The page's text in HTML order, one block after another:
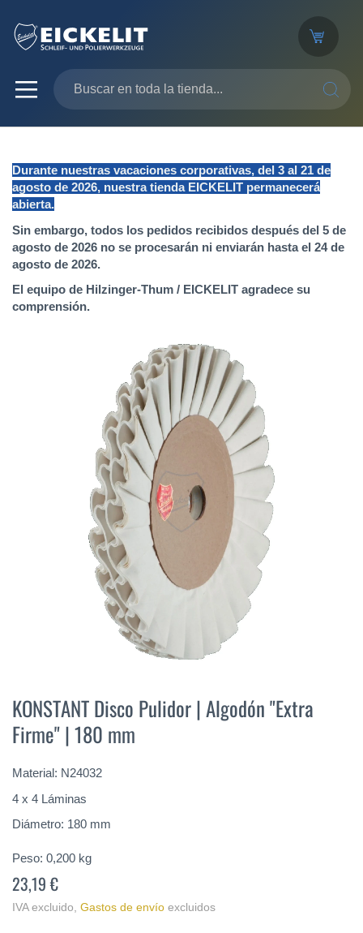
Durante nuestras vacaciones corporativas, del 3 al 21 de
agosto de 2026, nuestra tienda EICKELIT permanecerá
abierta.
Sin embargo, todos los pedidos recibidos después del 5 de
agosto de 2026 no se procesarán ni enviarán hasta el 24 de
agosto de 2026.
El equipo de Hilzinger-Thum / EICKELIT agradece su
comprensión.
comienzo
de
la
de
imágenes
KONSTANT Disco Pulidor | Algodón "Extra
Firme" | 180 mm
Material: N24032
4 x 4 Láminas
Diámetro: 180 mm
Peso: 0,200 kg
23,19 €
IVA excluido, Gastos de envío excluidos